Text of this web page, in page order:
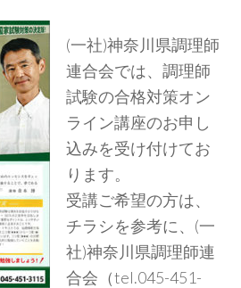
(一社)神奈川県調理師
連合会では、調理師
試験の合格対策オン
ライン講座のお申し
込みを受け付けてお
ります。
受講ご希望の方は、
チラシを参考に、(一
社)神奈川県調理師連
合会（tel.045-451-